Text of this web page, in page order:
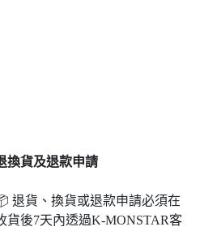
換貨及退款申請
退貨、換貨或退款申請必須在
貨後7天內透過K-MONSTAR客